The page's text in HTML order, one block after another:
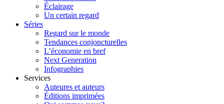
Éclairage
Un certain regard
Séries
Regard sur le monde
Tendances conjoncturelles
L’économie en bref
Next Generation
Infographies
Services
Auteures et auteurs
Éditions imprimées